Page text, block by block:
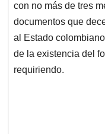
con no más de tres
documentos que
al Estado
de la existencia del
requiriendo.